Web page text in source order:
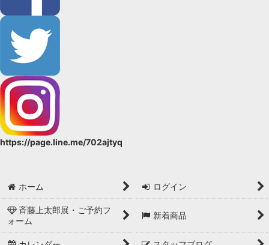
https://page.line.me/702ajtyq
ホーム ログイン
斉藤上太郎展・ご予約フ
ォーム
新着商品